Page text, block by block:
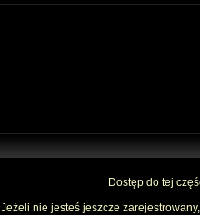
Dostęp do tej
Jeżeli nie jesteś jeszcze